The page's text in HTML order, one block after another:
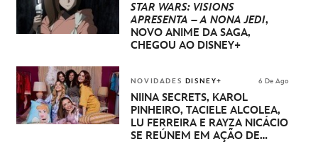
STAR WARS: VISIONS
APRESENTA – A NONA JEDI,
NOVO ANIME DA SAGA,
CHEGOU AO DISNEY+
NOVIDADES DISNEY+ 6 De Ago
NIINA SECRETS, KAROL
PINHEIRO, TACIELE ALCOLEA,
LU FERREIRA E RAYZA NICÁCIO
SE REÚNEM EM AÇÃO DE